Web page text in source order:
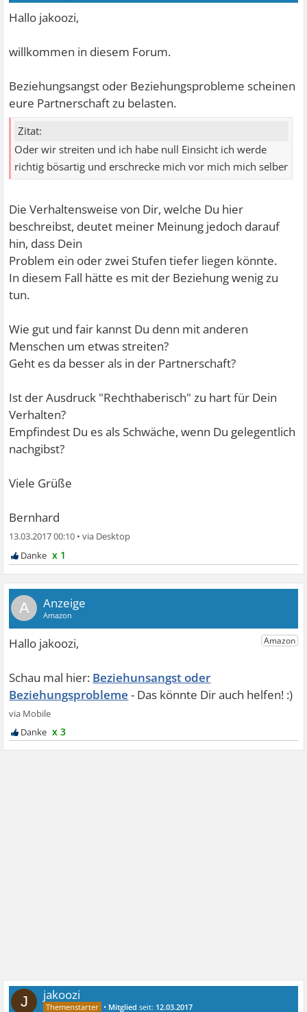
Hallo jakoozi,
willkommen in diesem Forum.
Beziehungsangst oder Beziehungsprobleme scheinen
eure Partnerschaft zu belasten.
Zitat:
Oder wir streiten und ich habe null Einsicht ich werde
richtig bösartig und erschrecke mich vor mich mich selber
Die Verhaltensweise von Dir, welche Du hier
beschreibst, deutet meiner Meinung jedoch darauf
hin, dass Dein
Problem ein oder zwei Stufen tiefer liegen könnte.
In diesem Fall hätte es mit der Beziehung wenig zu
tun.
Wie gut und fair kannst Du denn mit anderen
Menschen um etwas streiten?
Geht es da besser als in der Partnerschaft?
Ist der Ausdruck "Rechthaberisch" zu hart für Dein
Verhalten?
Empfindest Du es als Schwäche, wenn Du gelegentlich
nachgibst?
Viele Grüße
Bernhard
13.03.2017 00:10 •
x 1
A
Beziehunsangst oder
Beziehungsprobleme
x 3
J jakoozi
• Mitglied seit: 12.03.2017